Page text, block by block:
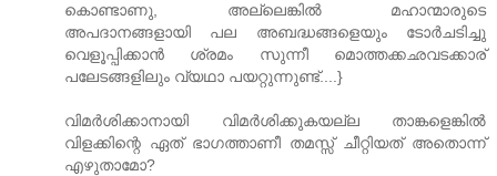
കൊണ്ടാണു, അല്ലെങ്കില്‍ മഹാന്മാരുടെ
അപദാനങ്ങളായി പല അബദ്ധങ്ങളെയും ടോര്‍ചടിച്ചു
വെളൂപ്പിക്കാന്‍ ശ്രമം സുന്നീ മൊത്തക്കഛവടക്കാര്
പലേടങ്ങളിലും വ്യഥാ പയറ്റുന്നുണ്ട്‌....}
വിമർശിക്കാനായി വിമർശിക്കുകയല്ല താങ്കളെങ്കിൽ
വിളക്കിന്റെ ഏത്‌ ഭാഗത്താണീ തമസ്സ്‌ ചീറ്റിയത്‌ അതൊന്ന്
എഴുതാമോ?